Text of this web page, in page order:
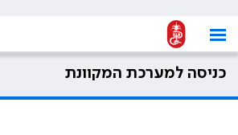
כניסה למערכת המקוונת